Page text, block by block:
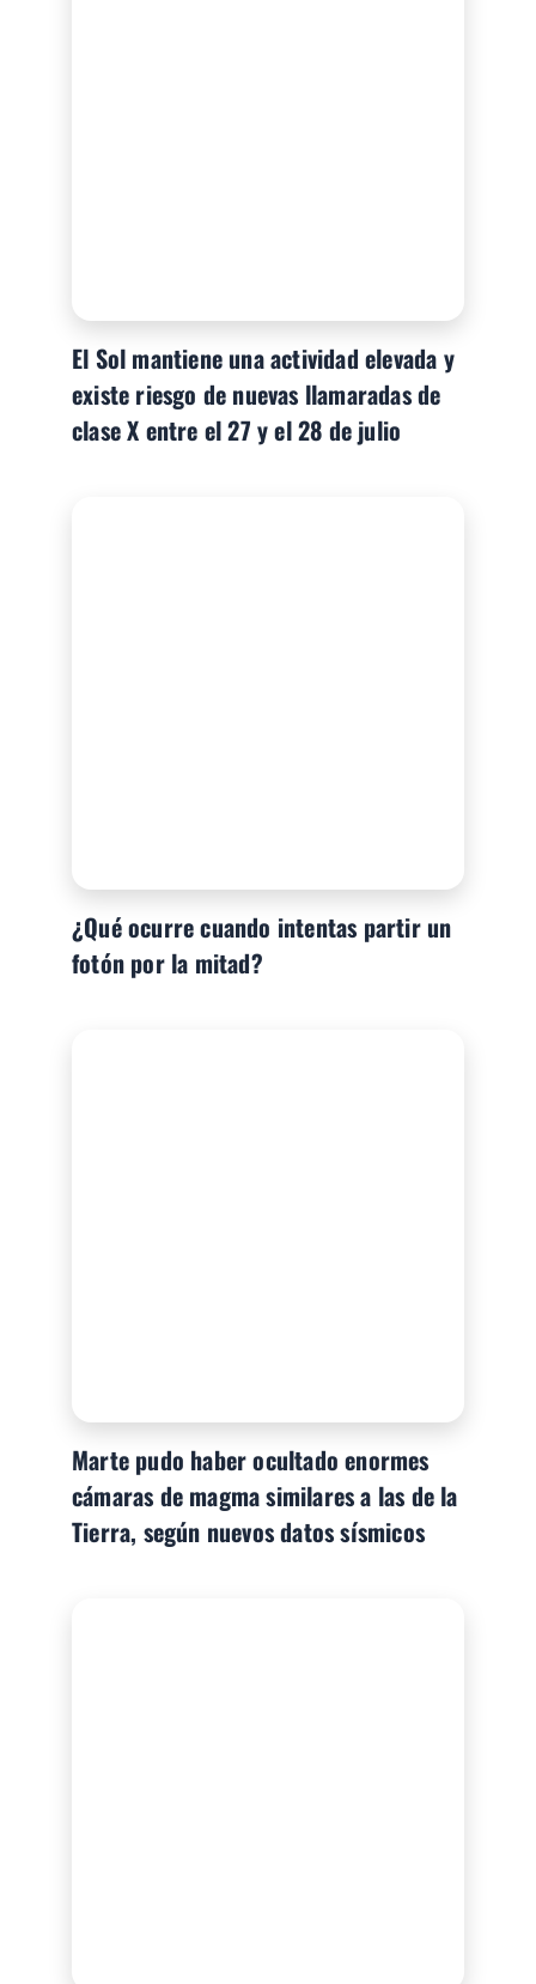
El Sol mantiene una actividad elevada y
existe riesgo de nuevas llamaradas de
clase X entre el 27 y el 28 de julio
¿Qué ocurre cuando intentas partir un
fotón por la mitad?
Marte pudo haber ocultado enormes
cámaras de magma similares a las de la
Tierra, según nuevos datos sísmicos